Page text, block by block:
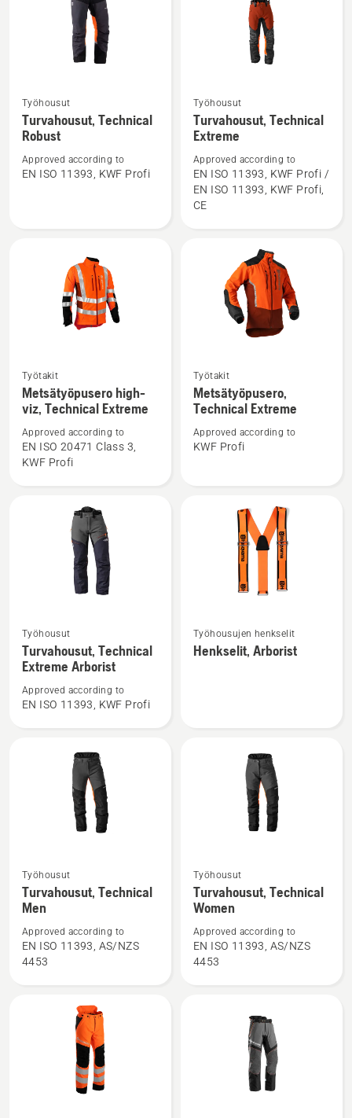
Katso
lisätietoja
tuotteesta
Turvahousut,
Technical
Työhousut
Turvahousut, Technical
Robust
Approved according to
EN ISO 11393, KWF Profi
Katso
lisätietoja
tuotteesta
Turvahousut,
Technical
Extreme
Työhousut
Turvahousut, Technical
Extreme
Approved according to
EN ISO 11393, KWF Profi /
EN ISO 11393, KWF Profi,
CE
Katso
lisätietoja
tuotteesta
Metsätyöpusero
high-
viz,
Työtakit
Metsätyöpusero high-
viz, Technical Extreme
Approved according to
EN ISO 20471 Class 3,
KWF Profi
Katso
lisätietoja
tuotteesta
Metsätyöpusero,
Technical
Työtakit
Metsätyöpusero,
Technical Extreme
Approved according to
KWF Profi
lisätietoja
tuotteesta
Technical
Työhousut
Turvahousut, Technical
Extreme Arborist
Approved according to
EN ISO 11393, KWF Profi
lisätietoja
tuotteesta
Työhousujen henkselit
Henkselit, Arborist
Katso
lisätietoja
tuotteesta
Turvahousut,
Technical
Men
Työhousut
Turvahousut, Technical
Men
Approved according to
EN ISO 11393, AS/NZS
4453
Katso
lisätietoja
tuotteesta
Turvahousut,
Technical
Women
Työhousut
Turvahousut, Technical
Women
Approved according to
EN ISO 11393, AS/NZS
4453